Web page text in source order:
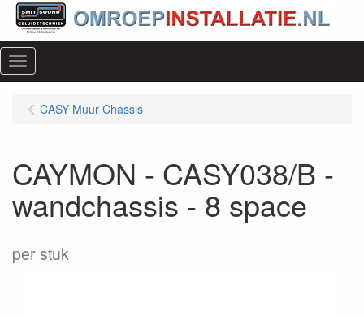
Menu
CASY Muur Chassis
CAYMON - CASY038/B -
wandchassis - 8 space
per stuk